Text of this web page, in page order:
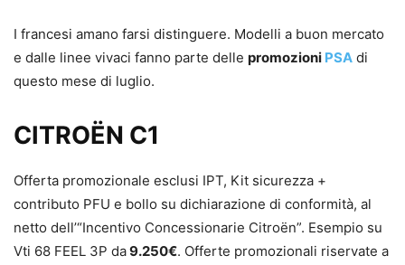
I francesi amano farsi distinguere. Modelli a buon mercato
e dalle linee vivaci fanno parte delle promozioni PSA di
questo mese di luglio.
CITROËN C1
Offerta promozionale esclusi IPT, Kit sicurezza +
contributo PFU e bollo su dichiarazione di conformità, al
netto dell’“Incentivo Concessionarie Citroën”. Esempio su
Vti 68 FEEL 3P da9.250€. Offerte promozionali riservate a